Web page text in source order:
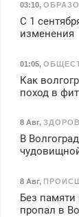
03:10,
С 1
изменения
01:05,
Как
поход в
8 Авг,
В
8 Авг,
Без памяти
пропал в